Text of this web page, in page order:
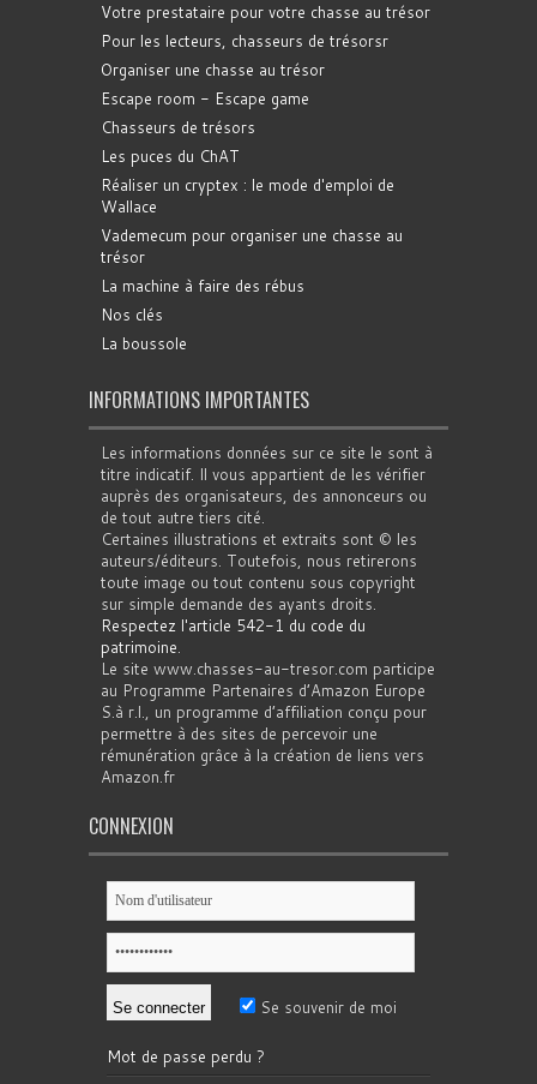
Votre prestataire pour votre chasse au trésor
Pour les lecteurs, chasseurs de trésorsr
Organiser une chasse au trésor
Escape room - Escape game
Chasseurs de trésors
Les puces du ChAT
Réaliser un cryptex : le mode d'emploi de
Wallace
Vademecum pour organiser une chasse au
trésor
La machine à faire des rébus
Nos clés
La boussole
INFORMATIONS IMPORTANTES
Les informations données sur ce site le sont à
titre indicatif. Il vous appartient de les vérifier
auprès des organisateurs, des annonceurs ou
de tout autre tiers cité.
Certaines illustrations et extraits sont © les
auteurs/éditeurs. Toutefois, nous retirerons
toute image ou tout contenu sous copyright
sur simple demande des ayants droits.
Respectez l'article 542-1 du code du
patrimoine.
Le site www.chasses-au-tresor.com participe
au Programme Partenaires d’Amazon Europe
S.à r.l., un programme d’affiliation conçu pour
permettre à des sites de percevoir une
rémunération grâce à la création de liens vers
Amazon.fr
CONNEXION
Se souvenir de moi
Mot de passe perdu ?